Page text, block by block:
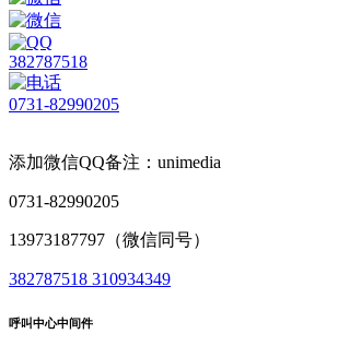
382787518
0731-82990205
添加微信QQ备注：unimedia
0731-82990205
13973187797（微信同号）
382787518 310934349
呼叫中心中间件